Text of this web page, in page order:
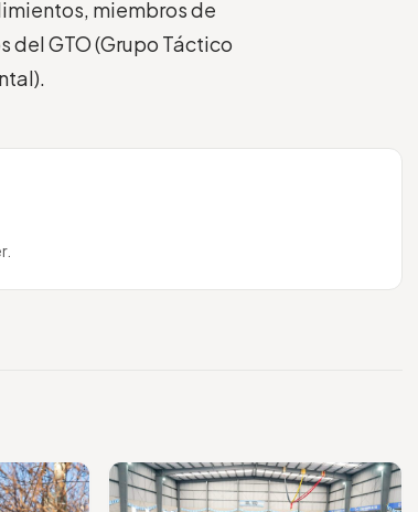
miembros de
del GTO (Grupo Táctico